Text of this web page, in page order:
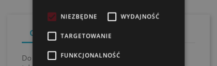
Opis Szczegóły produktu
Do skutecznego czyszczenia powierzchni
NIEZBĘDNE WYDAJNOŚĆ
TARGETOWANIE
FUNKCJONALNOŚĆ